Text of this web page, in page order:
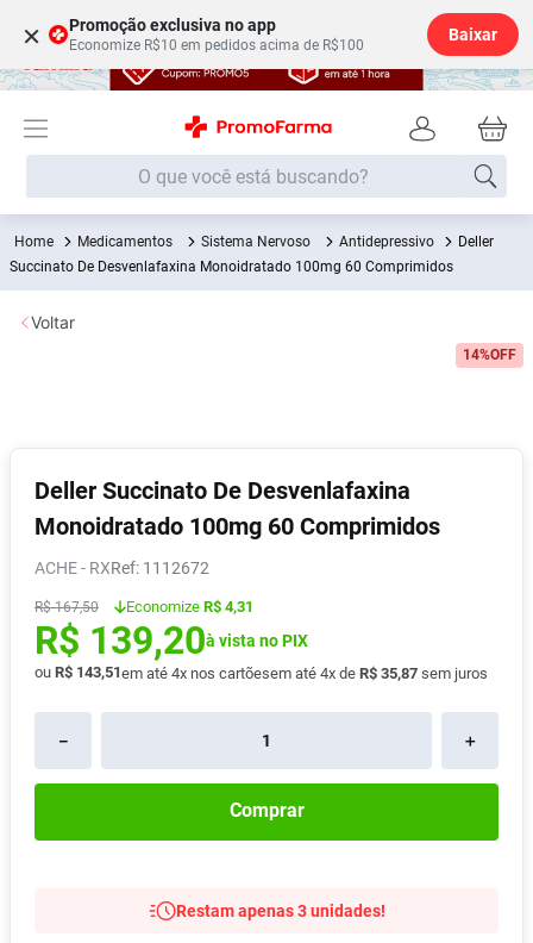
× Promoção exclusiva no app
Economize R$10 em pedidos acima de R$100
Baixar
O que você está buscando?
Medicamentos Sistema Nervoso Antidepressivo
Deller
Succinato De Desvenlafaxina Monoidratado 100mg 60 Comprimidos
14%OFF
Deller Succinato De Desvenlafaxina
Monoidratado 100mg 60 Comprimidos
ACHE - RX : 1112672
R$ 167,50 Economize R$ 4,31
R$ 139,20à vista no PIX
ou R$ 143,51em até 4x nos cartõesem até 4x de R$ 35,87 sem juros
＋
－
Comprar
Restam apenas 3 unidades!
Voltar
Termos mais buscados
1º Fralda
2
5º Fralda G
6º Desodorante
7º Shampoo
8 Absorvente
9º Pampers Confort Sec
10 Lavitan